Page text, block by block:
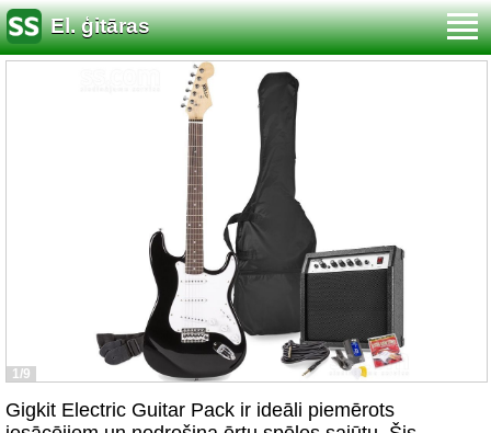
El. ģitāras
1/9
Gigkit Electric Guitar Pack ir ideāli piemērots